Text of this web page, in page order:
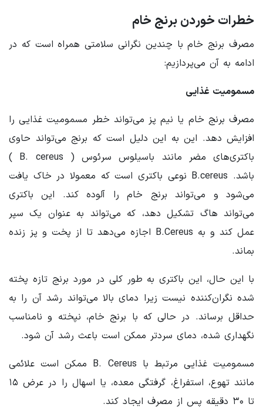
خطرات خوردن برنج خام
مصرف برنج خام با چندین نگرانی سلامتی همراه است که در
ادامه به آن می‌پردازیم:
مسمومیت غذایی
مصرف برنج خام یا نیم پز می‌تواند خطر مسمومیت غذایی را
افزایش دهد. این به این دلیل است که برنج می‌تواند حاوی
باکتری‌های مضر مانند باسیلوس سرئوس ( B. cereus )
باشد. B.cereus نوعی باکتری است که معمولا در خاک یافت
می‌شود و می‌تواند برنج خام را آلوده کند. این باکتری
می‌تواند هاگ تشکیل دهد، که می‌تواند به عنوان یک سپر
عمل کند و به B.Cereus اجازه می‌دهد تا از پخت و پز زنده
بماند.
با این حال، این باکتری به طور کلی در مورد برنج تازه پخته
شده نگران‌کننده نیست زیرا دمای بالا می‌تواند رشد آن را به
حداقل برساند. در حالی که با برنج خام، نپخته و نامناسب
نگهداری شده، دمای سردتر ممکن است باعث رشد آن شود.
مسمومیت غذایی مرتبط با B. Cereus ممکن است علائمی
مانند تهوع، استفراغ، گرفتگی معده، یا اسهال را در عرض ۱۵
تا ۳۰ دقیقه پس از مصرف ایجاد کند.